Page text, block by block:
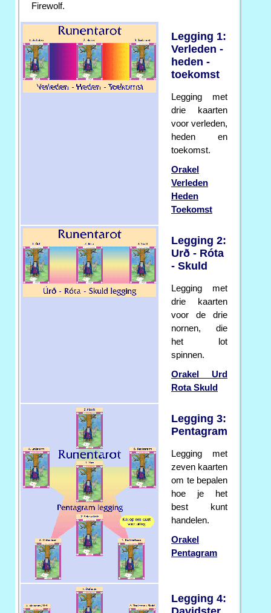
Firewolf.
Legging 1:
Verleden -
heden -
toekomst
Legging met
drie kaarten
voor verleden,
heden en
toekomst.
Orakel
Verleden
Heden
Toekomst
Legging 2:
Urð - Róta
- Skuld
Legging met
drie kaarten
voor de drie
nornen, die
het lot
spinnen.
Orakel Urd
Rota Skuld
Legging 3:
Pentagram
Legging met
zeven kaarten
om te bepalen
hoe je het
best kunt
handelen.
Orakel
Pentagram
Legging 4: